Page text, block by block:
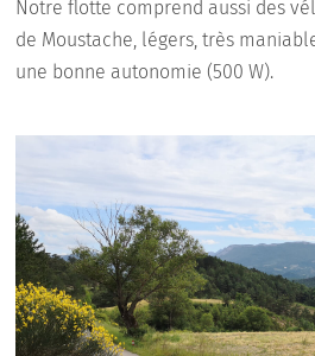
Notre flotte comprend aussi des
de Moustache, légers, très
une bonne autonomie (500 W).